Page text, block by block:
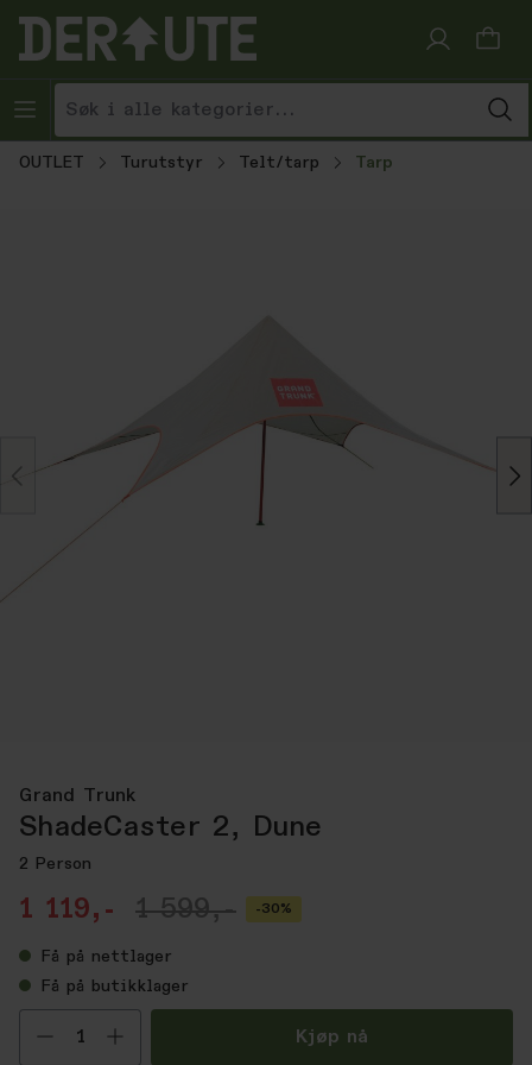
Hopp til innhold
OUTLET Turutstyr Telt/tarp Tarp
Grand Trunk
ShadeCaster 2, Dune
2 Person
1 119,- 1 599,- -30%
Få på nettlager
Få på butikklager
Velg antall Kjøp nå